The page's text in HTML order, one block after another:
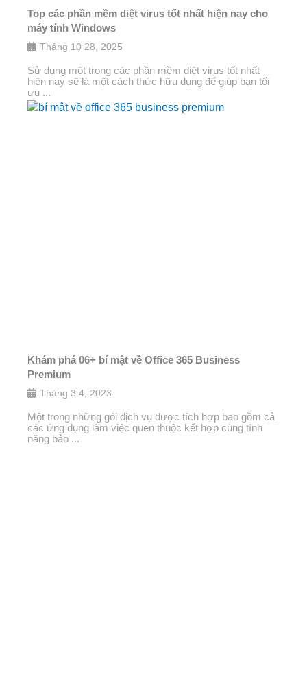
Top các phần mềm diệt virus tốt nhất hiện nay cho
máy tính Windows
Tháng 10 28, 2025
Sử dụng một trong các phần mềm diệt virus tốt nhất
hiện nay sẽ là một cách thức hữu dụng để giúp bạn tối
ưu ...
Khám phá 06+ bí mật về Office 365 Business
Premium
Tháng 3 4, 2023
Một trong những gói dịch vụ được tích hợp bao gồm cả
các ứng dụng làm việc quen thuộc kết hợp cùng tính
năng bảo ...